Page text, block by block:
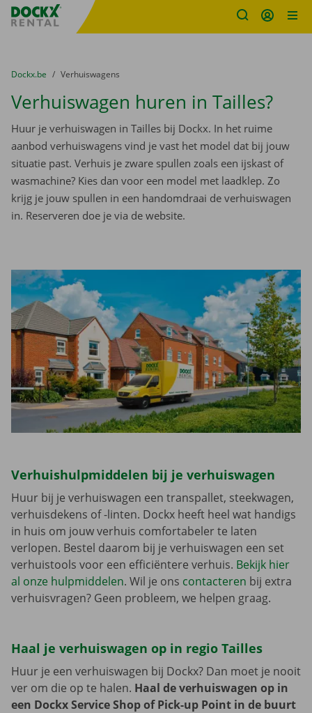
Fratello DEMO
U bevindt zich hier:
van
Dockx.be naar
Verhuiswagens
Verhuiswagen huren in Tailles?
Huur je verhuiswagen in Tailles bij Dockx. In het ruime
aanbod verhuiswagens vind je vast het model dat bij jouw
situatie past. Verhuis je zware spullen zoals een ijskast of
wasmachine? Kies dan voor een model met laadklep. Zo
krijg je jouw spullen in een handomdraai de verhuiswagen
in. Reserveren doe je via de website.
Verhuishulpmiddelen bij je verhuiswagen
Huur bij je verhuiswagen een transpallet, steekwagen,
verhuisdekens of -linten. Dockx heeft heel wat handigs
in huis om jouw verhuis comfortabeler te laten
verlopen. Bestel daarom bij je verhuiswagen een set
verhuistools voor een efficiëntere verhuis. Bekijk hier
al onze hulpmiddelen. Wil je ons contacteren bij extra
verhuisvragen? Geen probleem, we helpen graag.
Haal je verhuiswagen op in regio Tailles
Huur je een verhuiswagen bij Dockx? Dan moet je nooit
ver om die op te halen. Haal de verhuiswagen op in
een Dockx Service Shop of Pick-up Point in de buurt